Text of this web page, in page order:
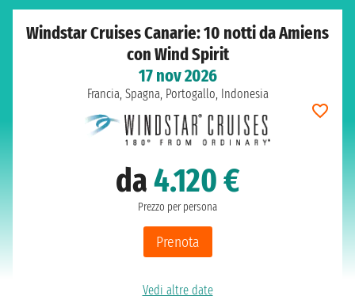
Windstar Cruises Canarie: 10 notti da Amiens
con Wind Spirit
17 nov 2026
Francia, Spagna, Portogallo, Indonesia
da4.120 €
Prezzo per persona
Prenota
Vedi altre date